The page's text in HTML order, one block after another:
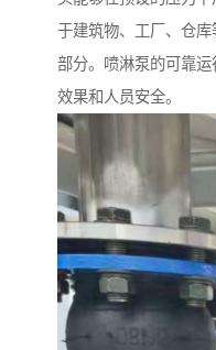
于建筑物、工厂、仓
部分。喷淋泵的可靠
效果和人员安全。